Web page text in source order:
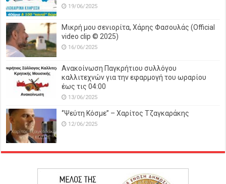
19/06/2025
Μικρή μου σενιορίτα, Χάρης Φασουλάς (Official
video clip © 2025)
16/06/2025
Ανακοίνωση Παγκρήτιου συλλόγου
καλλιτεχνών για την εφαρμογή του ωραρίου
έως τις 04:00
13/06/2025
‘’Ψεύτη Κόσμε’’ – Χαρίτος Τζαγκαράκης
12/06/2025